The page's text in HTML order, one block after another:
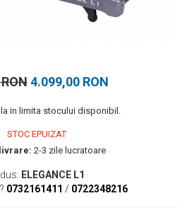
4.099,00 RON
in limita stocului disponibil.
STOC EPUIZAT
2-3 zile lucratoare
ELEGANCE L1
0732161411 / 0722348216